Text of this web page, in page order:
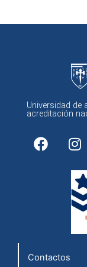
Universidad
acreditación
F
a
I
n
t
a
g
a
Contactos